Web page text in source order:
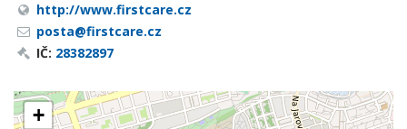
http://www.firstcare.cz
posta@firstcare.cz
IČ: 28382897
+